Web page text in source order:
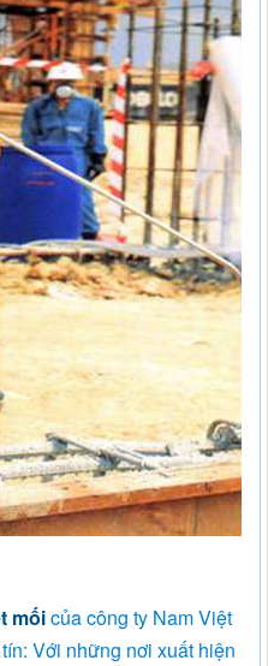
mốicủa công ty Nam Việt
Với những nơi xuất hiện